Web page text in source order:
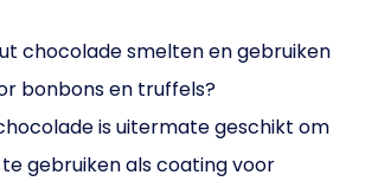
chocolade smelten en gebruiken
bonbons en truffels?
is uitermate geschikt om
gebruiken als coating voor